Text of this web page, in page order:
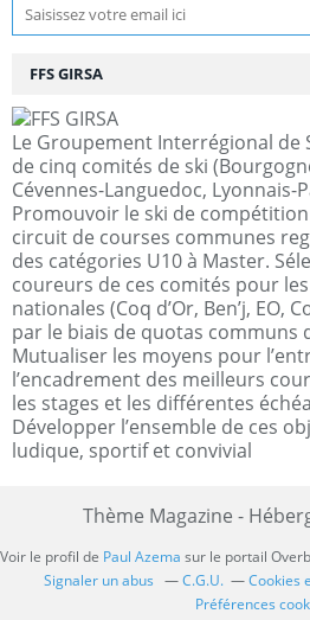
FFS GIRSA
Le Groupement Interrégional de
de cinq comités de ski
Cévennes-Languedoc, Lyonnais-
Promouvoir le ski de
circuit de courses communes
des catégories U10 à Master.
coureurs de ces comités pour
nationales (Coq d’Or, Ben’j, EO,
par le biais de quotas communs
Mutualiser les moyens pour
l’encadrement des meilleurs
les stages et les différentes
Développer l’ensemble de ces
ludique, sportif et convivial
Thème Magazine -
Voir le profil de Paul Azema sur le portail
Signaler un abus
C.G.U.
Cookies
Préférences